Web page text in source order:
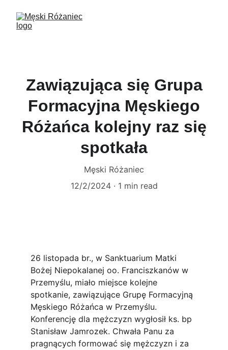
Zawiązująca się Grupa
Formacyjna Męskiego
Różańca kolejny raz się
spotkała
Męski Różaniec
12/2/2024
1 min read
26 listopada br., w Sanktuarium Matki
Bożej Niepokalanej oo. Franciszkanów w
Przemyślu, miało miejsce kolejne
spotkanie, zawiązujące Grupę Formacyjną
Męskiego Różańca w Przemyślu.
Konferencję dla mężczyzn wygłosił ks. bp
Stanisław Jamrozek. Chwała Panu za
pragnących formować się mężczyzn i za